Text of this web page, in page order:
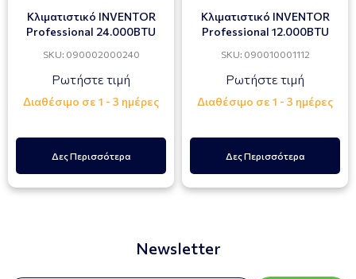
Κλιματιστικό INVENTOR
Professional 24.000BTU
SKU: 090002000240
Ρωτήστε τιμή
Διαθέσιμο σε 1 - 3 ημέρες
Δες Περισσότερα
Κλιματιστικό INVENTOR
Professional 12.000BTU
SKU: 090010001112
Ρωτήστε τιμή
Διαθέσιμο σε 1 - 3 ημέρες
Δες Περισσότερα
Newsletter